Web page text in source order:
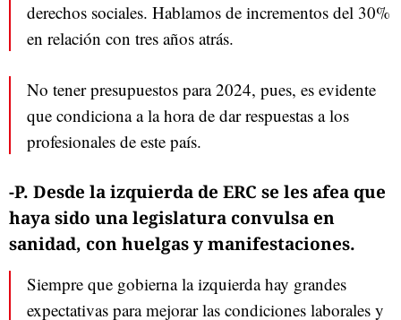
derechos sociales. Hablamos de incrementos del 30%
en relación con tres años atrás.
No tener presupuestos para 2024, pues, es evidente
que condiciona a la hora de dar respuestas a los
profesionales de este país.
-P. Desde la izquierda de ERC se les afea que
haya sido una legislatura convulsa en
sanidad, con huelgas y manifestaciones.
Siempre que gobierna la izquierda hay grandes
expectativas para mejorar las condiciones laborales y